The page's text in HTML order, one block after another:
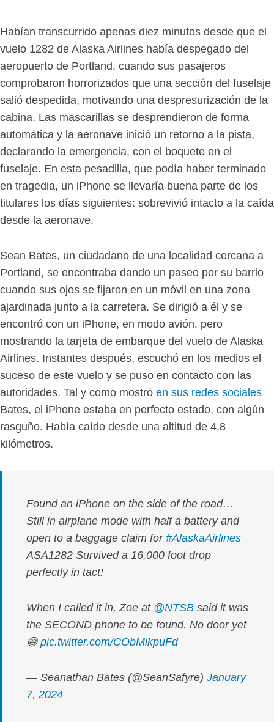
Habían transcurrido apenas diez minutos desde que el
vuelo 1282 de Alaska Airlines había despegado del
aeropuerto de Portland, cuando sus pasajeros
comprobaron horrorizados que una sección del fuselaje
salió despedida, motivando una despresurización de la
cabina. Las mascarillas se desprendieron de forma
automática y la aeronave inició un retorno a la pista,
declarando la emergencia, con el boquete en el
fuselaje. En esta pesadilla, que podía haber terminado
en tragedia, un iPhone se llevaría buena parte de los
titulares los días siguientes: sobrevivió intacto a la caída
desde la aeronave.
Sean Bates, un ciudadano de una localidad cercana a
Portland, se encontraba dando un paseo por su barrio
cuando sus ojos se fijaron en un móvil en una zona
ajardinada junto a la carretera. Se dirigió a él y se
encontró con un iPhone, en modo avión, pero
mostrando la tarjeta de embarque del vuelo de Alaska
Airlines. Instantes después, escuchó en los medios el
suceso de este vuelo y se puso en contacto con las
autoridades. Tal y como mostró en sus redes sociales
Bates, el iPhone estaba en perfecto estado, con algún
rasguño. Había caído desde una altitud de 4,8
kilómetros.
Found an iPhone on the side of the road…
Still in airplane mode with half a battery and
open to a baggage claim for #AlaskaAirlines
ASA1282 Survived a 16,000 foot drop
perfectly in tact!
When I called it in, Zoe at @NTSB said it was
the SECOND phone to be found. No door yet
😅 pic.twitter.com/CObMikpuFd
— Seanathan Bates (@SeanSafyre) January
7, 2024